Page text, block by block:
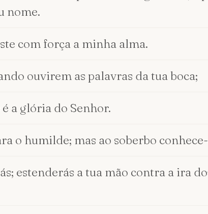
nome.
com força a minha alma.
ouvirem as palavras da tua boca;
a glória do Senhor.
o humilde; mas ao soberbo
estenderás a tua mão contra a ira